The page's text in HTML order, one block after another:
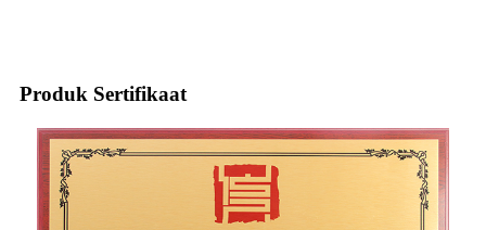
Produk Sertifikaat